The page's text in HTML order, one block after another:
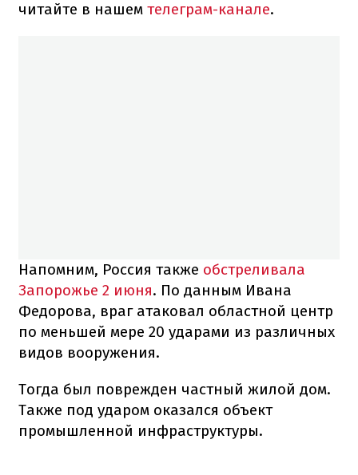
читайте в нашем телеграм-канале.
Напомним, Россия также обстреливала
Запорожье 2 июня. По данным Ивана
Федорова, враг атаковал областной центр
по меньшей мере 20 ударами из различных
видов вооружения.
Тогда был поврежден частный жилой дом.
Также под ударом оказался объект
промышленной инфраструктуры.